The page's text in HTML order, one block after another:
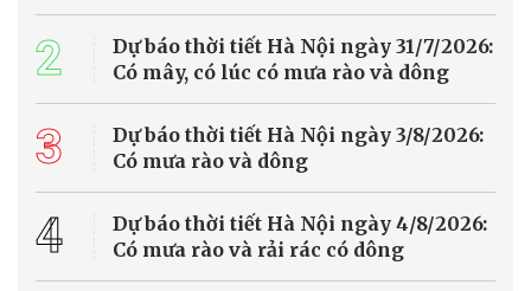
2
Dự báo thời tiết Hà Nội ngày 31/7/2026:
Có mây, có lúc có mưa rào và dông
3
Dự báo thời tiết Hà Nội ngày 3/8/2026:
Có mưa rào và dông
4
Dự báo thời tiết Hà Nội ngày 4/8/2026:
Có mưa rào và rải rác có dông